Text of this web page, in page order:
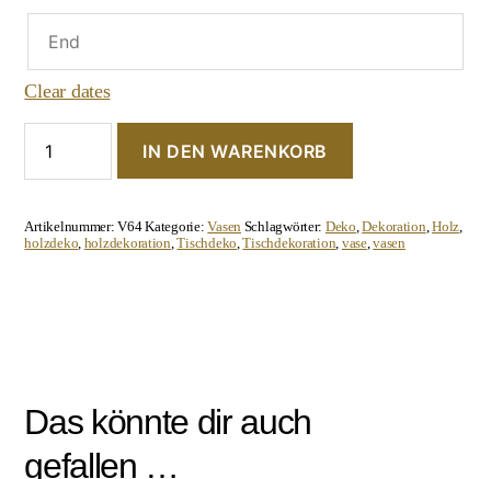
Clear dates
IN DEN WARENKORB
Artikelnummer:V64Kategorie:Vasen Schlagwörter: Deko ,Dekoration ,Holz
holzdeko holzdekoration ,Tischdeko ,Tischdekoration vase,vasen
Das könnte dir auch
gefallen …